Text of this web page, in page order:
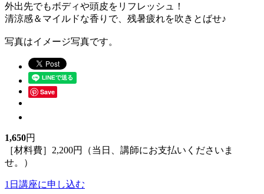
外出先でもボディや頭皮をリフレッシュ！
清涼感＆マイルドな香りで、残暑疲れを吹きとばせ♪
写真はイメージ写真です。
Save
1,650円
［材料費］2,200円（当日、講師にお支払いくださいま
せ。）
1日講座に申し込む